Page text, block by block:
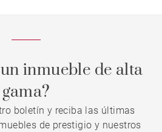
inmueble de alta
gama?
boletín y reciba las últimas
de prestigio y nuestros